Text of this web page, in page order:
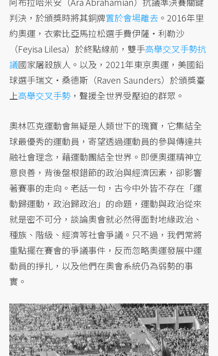
判決，於頒獎時將其銅牌置於會場離去 。2016年里
約奧運，衣索比亞馬拉松選手費伊薩・利勒沙
（Feyisa Lilesa）於終點線前，雙手高舉交叉手勢抗
議國家屠殺族人。以及，2021年東京奧運，美國鉛
球選手瑞文・桑德斯（Raven Saunders）於頒獎臺
上高舉交叉手勢 ，聲援全世界受壓迫的群眾。
奧林匹克運動會無疑是人類世下的瑰寶，它集結全
球最優秀的運動員，寄望透過運動員的參與傳達共
融社會理念，藉運動團結全世界。即便奧運精神立
意良善，背後盤根錯節的政治與經濟因素，卻影響
著賽事的走向。老話一句，古今中外皆不存在「運
動歸運動，政治歸政治」的命題，運動與政治從來
就是密不可分，談論奧會就必然得面對地緣政治、
種族、階級、經濟等社會爭議。只不過，我們常將
重點擺在賽會的爭議事件，反而忽略奧運發展中運
動員的掙扎，以及他們在奧會系統仍為弱勢的事
實。